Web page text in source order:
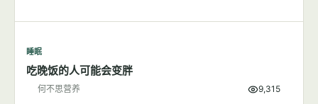
睡眠
吃晚饭的人可能会变胖
何不思营养 9,315